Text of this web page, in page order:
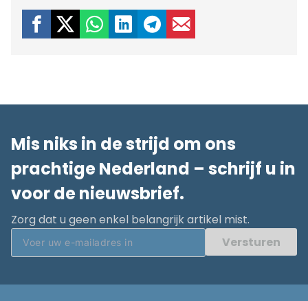
Mis niks in de strijd om ons
prachtige Nederland – schrijf u in
voor de nieuwsbrief.
Zorg dat u geen enkel belangrijk artikel mist.
Versturen